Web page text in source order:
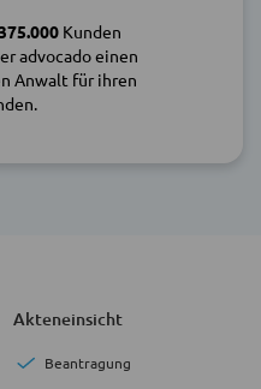
Kunden
advocado einen
Anwalt für ihren
Akteneinsicht
Beantragung